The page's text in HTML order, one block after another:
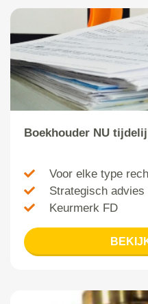
Boekhouder NU
Voor elke type
Strategisch advies
Keurmerk FD